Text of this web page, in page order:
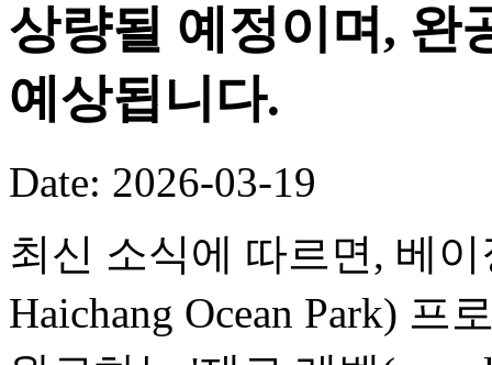
상량될 예정이며, 완
예상됩니다.
Date: 2026-03-19
최신 소식에 따르면, 베
Haichang Ocean Park)